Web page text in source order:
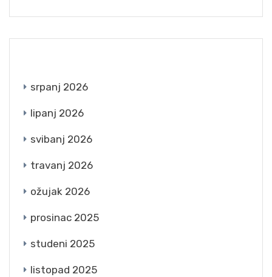
srpanj 2026
lipanj 2026
svibanj 2026
travanj 2026
ožujak 2026
prosinac 2025
studeni 2025
listopad 2025